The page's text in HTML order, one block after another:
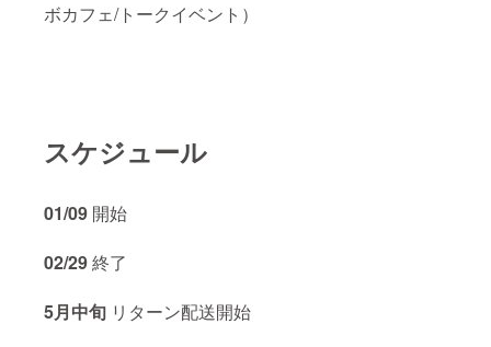
ボカフェ/トークイベント）
スケジュール
01/09 開始
02/29終了
5月中旬 リターン配送開始